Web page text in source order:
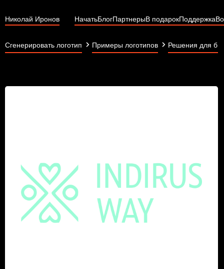
Николай Иронов НачатьБлогПартнерыВ подарокПоддержка
Сгенерировать логотип Примеры логотипов Решения для